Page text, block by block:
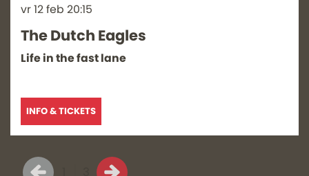
The Dutch Eagles
Life in the fast lane
vr 12 feb 20:15
INFO & TICKETS